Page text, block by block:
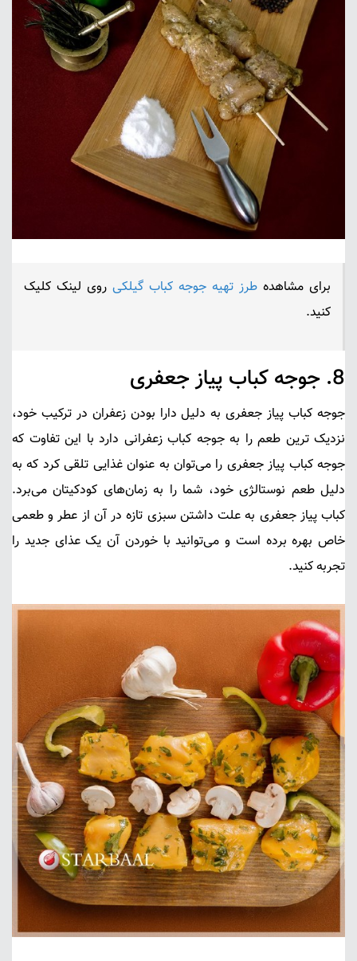
برای مشاهده طرز تهیه جوجه کباب گیلکی روی لینک کلیک
کنید.
8. جوجه کباب پیاز جعفری
جوجه کباب پیاز جعفریبه دلیل دارا بودن زعفران در ترکیب خود،
نزدیک ترین طعم را به جوجه کباب زعفرانی دارد با این تفاوت که
جوجه کباب پیاز جعفری را می‌توان به عنوان غذایی تلقی کرد که به
دلیل طعم نوستالژی خود، شما را به زمان‌های کودکیتان می‌برد.
کباب پیاز جعفری به علت داشتن سبزی تازه در آن از عطر و طعمی
خاص بهره برده است و می‌توانید با خوردن آن یک عذای جدید را
تجربه کنید.